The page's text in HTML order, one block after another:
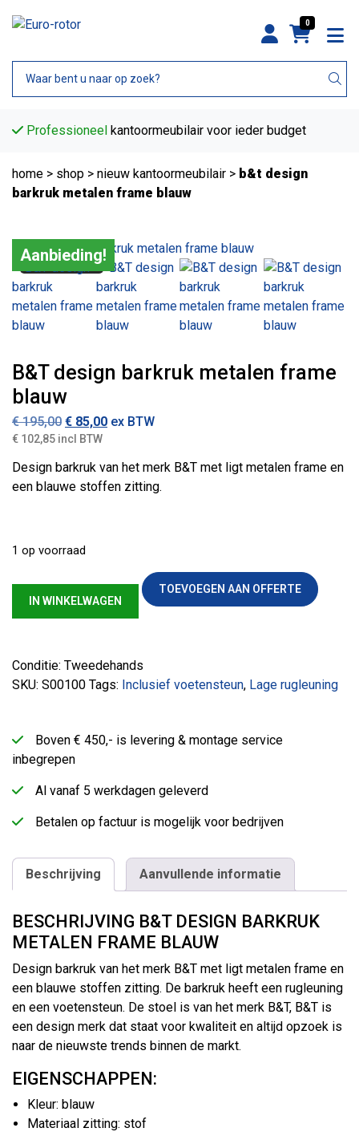
0
Professioneel kantoormeubilair voor ieder budget
home > shop > nieuw kantoormeubilair > b&t design
barkruk metalen frame blauw
Aanbieding!
Tweedehands
B&T design barkruk metalen frame
blauw
€195,00 Oorspronkelijke prijs was: € 195,00.
€ 85,00Huidige prijs is: € 85,00.
ex BTW
€ 102,85 incl BTW
Design barkruk van het merk B&T met ligt metalen frame en
een blauwe stoffen zitting.
1 op voorraad
B&T design barkruk metalen frame blauw aantal
IN WINKELWAGEN
TOEVOEGEN AAN OFFERTE
Conditie: Tweedehands
SKU: S00100 Tags: Inclusief voetensteun, Lage rugleuning
Boven € 450,- is levering & montage service
inbegrepen
Al vanaf 5 werkdagen geleverd
Betalen op factuur is mogelijk voor bedrijven
Beschrijving Aanvullende informatie
BESCHRIJVING B&T DESIGN BARKRUK
METALEN FRAME BLAUW
Design barkruk van het merk B&T met ligt metalen frame en
een blauwe stoffen zitting. De barkruk heeft een rugleuning
en een voetensteun. De stoel is van het merk B&T, B&T is
een design merk dat staat voor kwaliteit en altijd opzoek is
naar de nieuwste trends binnen de markt.
EIGENSCHAPPEN:
Kleur: blauw
Materiaal zitting: stof